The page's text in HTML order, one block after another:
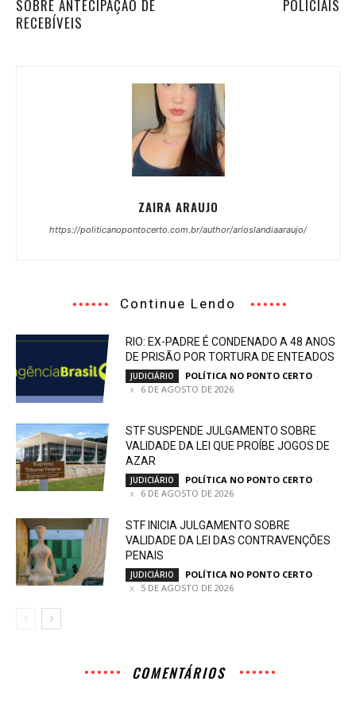
SOBRE ANTECIPAÇÃO DE
RECEBÍVEIS
POLICIAIS
ZAIRA ARAUJO
https://politicanopontocerto.com.br/author/arioslandiaaraujo/
Continue Lendo
RIO: EX-PADRE É CONDENADO A 48 ANOS
DE PRISÃO POR TORTURA DE ENTEADOS
JUDICIÁRIO POLÍTICA NO PONTO CERTO -
6 DE AGOSTO DE 2026
STF SUSPENDE JULGAMENTO SOBRE
VALIDADE DA LEI QUE PROÍBE JOGOS DE
AZAR
JUDICIÁRIO POLÍTICA NO PONTO CERTO -
6 DE AGOSTO DE 2026
STF INICIA JULGAMENTO SOBRE
VALIDADE DA LEI DAS CONTRAVENÇÕES
PENAIS
JUDICIÁRIO POLÍTICA NO PONTO CERTO -
5 DE AGOSTO DE 2026
COMENTÁRIOS